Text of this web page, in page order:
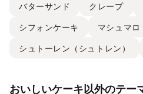
バターサンド クレープ
シフォンケーキ マシュマ
シュトーレン（シュトレン）
おいしいケーキ以外のテー